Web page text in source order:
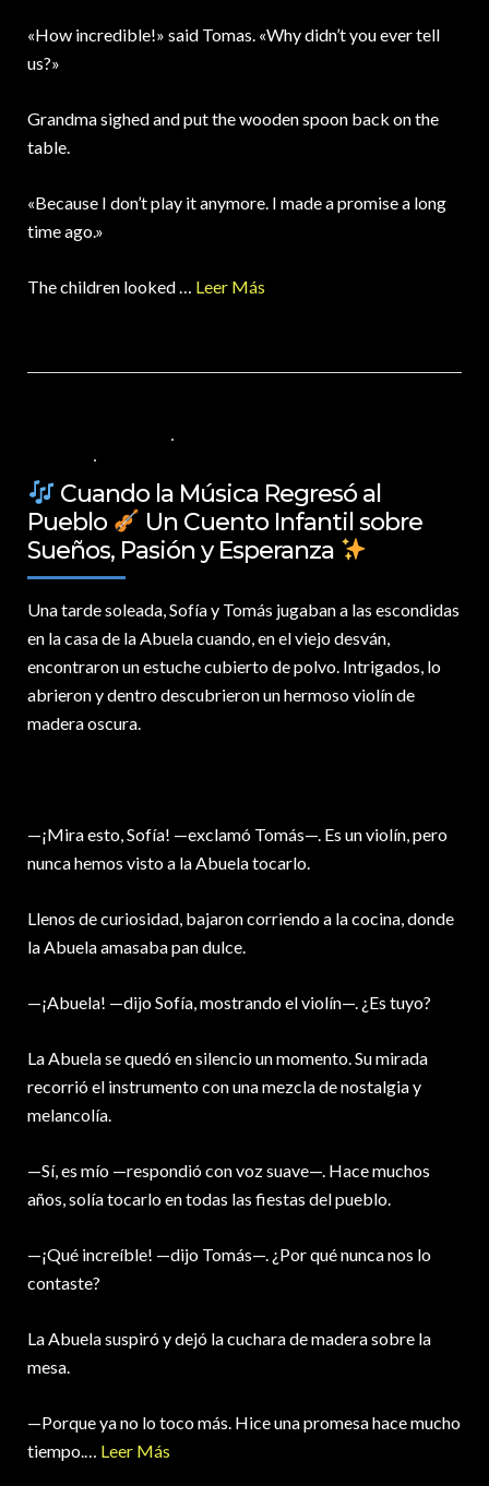
«How incredible!» said Tomas. «Why didn’t you ever tell
us?»
Grandma sighed and put the wooden spoon back on the
table.
«Because I don’t play it anymore. I made a promise a long
time ago.»
The children looked … Leer Más
Cuando la Música Regresó al
Pueblo
Un Cuento Infantil sobre
Sueños, Pasión y Esperanza
Una tarde soleada,Sofía y Tomás jugaban a las escondidas
en la casa de la Abuela cuando, en el viejo desván,
encontraron un estuche cubierto de polvo. Intrigados, lo
abrieron y dentro descubrieron un hermoso violín de
madera oscura.
—¡Mira esto, Sofía! —exclamó Tomás—. Es un violín, pero
nunca hemos visto a la Abuela tocarlo.
Llenos de curiosidad, bajaron corriendo a la cocina, donde
la Abuela amasaba pan dulce.
—¡Abuela! —dijo Sofía, mostrando el violín—. ¿Es tuyo?
La Abuela se quedó en silencio un momento. Su mirada
recorrió el instrumento con una mezcla de nostalgia y
melancolía.
—Sí, es mío —respondió con voz suave—. Hace muchos
años, solía tocarlo en todas las fiestas del pueblo.
—¡Qué increíble! —dijo Tomás—. ¿Por qué nunca nos lo
contaste?
La Abuela suspiró y dejó la cuchara de madera sobre la
mesa.
—Porque ya no lo toco más. Hice una promesa hace mucho
tiempo.… Leer Más